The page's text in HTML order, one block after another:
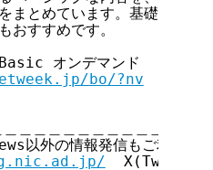
まとめています。基礎的な内
おすすめです。
オンデマンド
bo/?nv
以外の情報発信もご利用く